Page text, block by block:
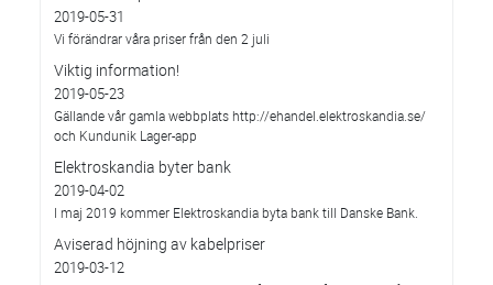
2019-05-31
Vi förändrar våra priser från den 2 juli
Viktig information!
2019-05-23
Gällande vår gamla webbplats http://ehandel.elektroskandia.se/
och Kundunik Lager-app
Elektroskandia byter bank
2019-04-02
I maj 2019 kommer Elektroskandia byta bank till Danske Bank.
Aviserad höjning av kabelpriser
2019-03-12